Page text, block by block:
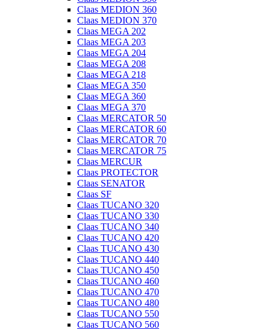
Claas MEDION 360
Claas MEDION 370
Claas MEGA 202
Claas MEGA 203
Claas MEGA 204
Claas MEGA 208
Claas MEGA 218
Claas MEGA 350
Claas MEGA 360
Claas MEGA 370
Claas MERCATOR 50
Claas MERCATOR 60
Claas MERCATOR 70
Claas MERCATOR 75
Claas MERCUR
Claas PROTECTOR
Claas SENATOR
Claas SF
Claas TUCANO 320
Claas TUCANO 330
Claas TUCANO 340
Claas TUCANO 420
Claas TUCANO 430
Claas TUCANO 440
Claas TUCANO 450
Claas TUCANO 460
Claas TUCANO 470
Claas TUCANO 480
Claas TUCANO 550
Claas TUCANO 560